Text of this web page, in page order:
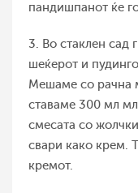
пандишпанот ќе
3. Во стаклен сад
шеќерот и
Мешаме со рачна
ставаме 300 мл
смесата со
свари како крем.
кремот.